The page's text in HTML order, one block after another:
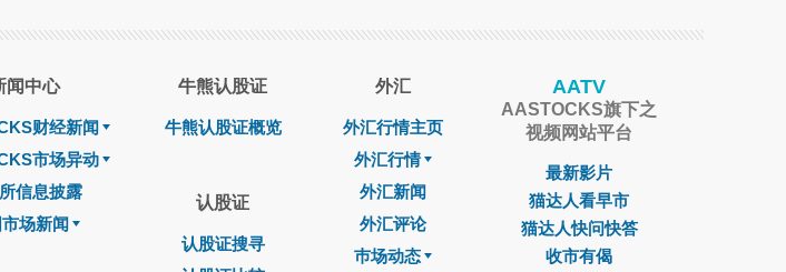
闻中心
财经新闻
市场异动
信息披露
场新闻
牛熊认股证
牛熊认股证概览
认股证
认股证搜寻
外汇
外汇行情主页
外汇行情
外汇新闻
外汇评论
巿场动态
AATV
AASTOCKS旗下之
视频网站平台
最新影片
猫达人看早市
猫达人快问快答
收市有偈